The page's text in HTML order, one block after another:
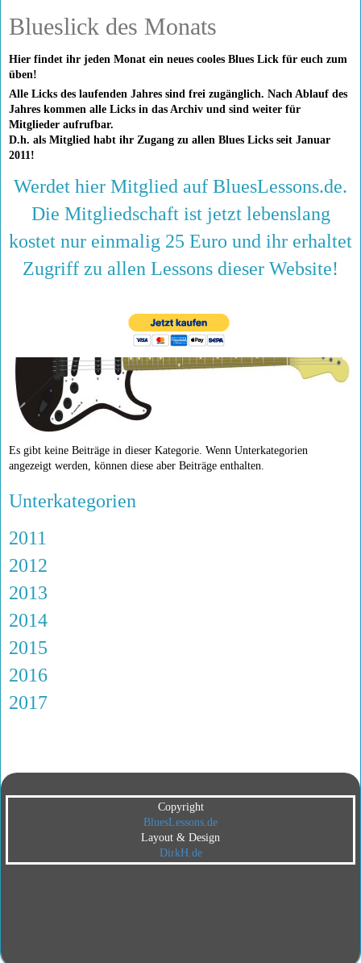
Blueslick des Monats
Hier findet ihr jeden Monat ein neues cooles Blues Lick für euch zum
üben!
Alle Licks des laufenden Jahres sind frei zugänglich. Nach Ablauf des
Jahres kommen alle Licks in das Archiv und sind weiter für
Mitglieder aufrufbar.
D.h. als Mitglied habt ihr Zugang zu allen Blues Licks seit Januar
2011!
Werdet hier Mitglied auf BluesLessons.de.
Die Mitgliedschaft ist jetzt lebenslang
kostet nur einmalig 25 Euro und ihr erhaltet
Zugriff zu allen Lessons dieser Website!
Es gibt keine Beiträge in dieser Kategorie. Wenn Unterkategorien
angezeigt werden, können diese aber Beiträge enthalten.
Unterkategorien
2011
2012
2013
2014
2015
2016
2017
Copyright
BluesLessons.de
Layout & Design
DirkH.de